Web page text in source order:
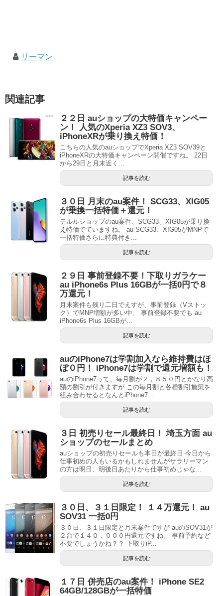
リーマン
関連記事
２２日 auショップの大特価キャンペー
ン！ 人気のXperia XZ3 SOV3、
iPhoneXRが乗り換え特価！
こちらの人気のauショップでXperia XZ3 SOV39と
iPhoneXRの大特価キャンペーン開催ですね。 22日
から29日と月末近く...
記事を読む
３０日 月末のau案件！ SCG33、XIG05
が乗換一括特価＋還元！
テルルショップのau案件、SCG33、XIG05が乗り換
え特価でていますね。 au SCG33、XIG05がMNPで
一括特価さらに特典付き...
記事を読む
２９日 事前登録不要！下取りガラケー
au iPhone6s Plus 16GBが一括0円で８
万還元！
月末案件も残り二日でえすが、事前登録（Vストッ
ク）でMNP増額が多い中、 事前登録不要でも au
iPhone6s Plus 16GBが...
記事を読む
auのiPhone7は学割加入なら維持費はほ
ぼ０円！ iPhone7は学割で還元増額も！
auのiPhone7って、毎月割が２，８５０円とかなり高
額の割引が付きますが この毎月割と各種割引施策を
組み合わせるとなんとiPhone7...
記事を読む
３日 初売りセール最終日！ 埼玉方面 au
ショップのセールまとめ
auショップの初売りセールも本日が最終日 今日から
仕事初めの人もいるかもしれませんがサラリーマン
の方は明日、明後日あたりから仕事初めじゃな...
記事を読む
３０日、３１日限定！ １４万還元！ au
SOV31 一括0円
３０日、３１日限定と月末案件ですが auのSOV31が
２台で１４０，０００円還元ですね。 事前予約など
不要でしょうかね？？ 下取りiP...
記事を読む
１７日 併売店のau案件！ iPhone SE2
64GB/128GBが一括特価